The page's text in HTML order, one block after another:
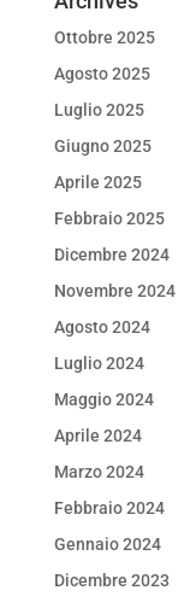
Ottobre 2025
Agosto 2025
Luglio 2025
Giugno 2025
Aprile 2025
Febbraio 2025
Dicembre 2024
Novembre 2024
Agosto 2024
Luglio 2024
Maggio 2024
Aprile 2024
Marzo 2024
Febbraio 2024
Gennaio 2024
Dicembre 2023